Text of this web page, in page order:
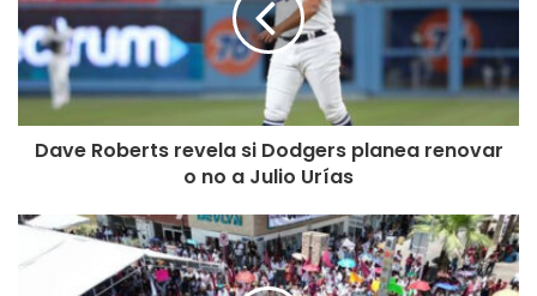
Dave Roberts revela si Dodgers planea renovar
o no a Julio Urías